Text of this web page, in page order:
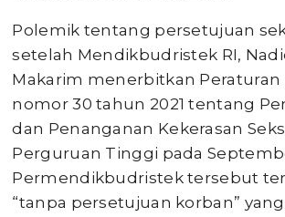
Polemik tentang persetujuan
setelah Mendikbudristek RI,
Makarim menerbitkan Peraturan
nomor 30 tahun 2021 tentang
dan Penanganan Kekerasan
Perguruan Tinggi pada
Permendikbudristek tersebut
“tanpa persetujuan korban”